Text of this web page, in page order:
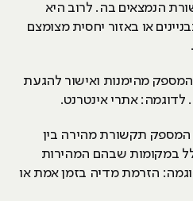
הנמצאים בה. לרוב היא
או באזור יחסית מצומצם
מהימנות ואישור להגעת
אתרי אינטרנט.
תקשורת מהירה בין
במקומות שבהם המהירות
הזרמת מדיה בזמן אמת או